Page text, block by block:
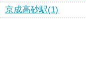
京成高砂駅(1)